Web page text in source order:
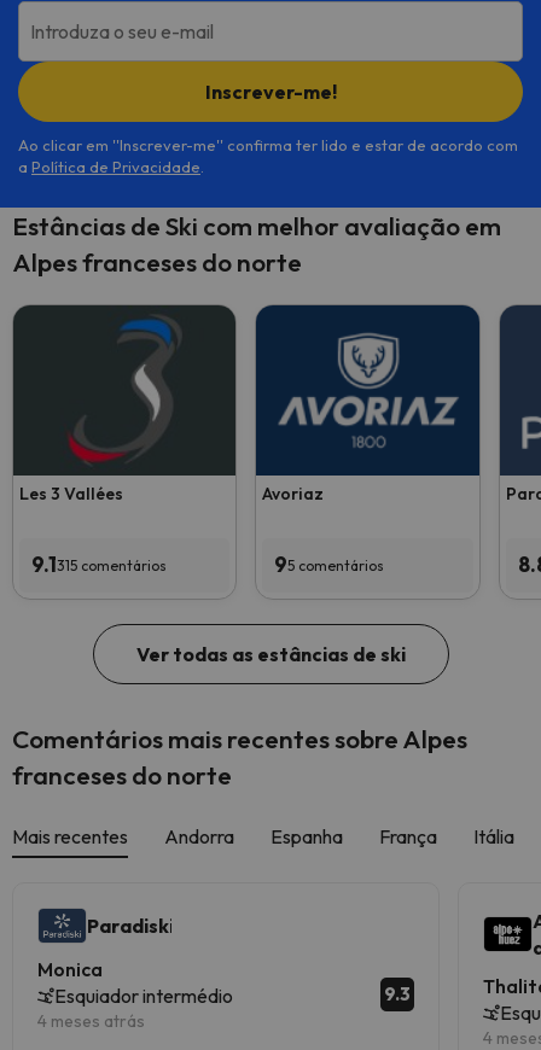
Introduza o seu e-mail
Inscrever-me!
Ao clicar em ''Inscrever-me'' confirma ter lido e estar de acordo com
a Política de Privacidade
Estâncias de Ski com melhor avaliação em
Alpes franceses do norte
Les 3 Vallées
9.1315 comentários
Avoriaz
95 comentários
Ver todas as estâncias de ski
Comentários mais recentes sobre Alpes
franceses do norte
Mais recentes Andorra Espanha França Itália
Paradiski
Monica
Esquiador intermédio
4 meses atrás
9.3
4